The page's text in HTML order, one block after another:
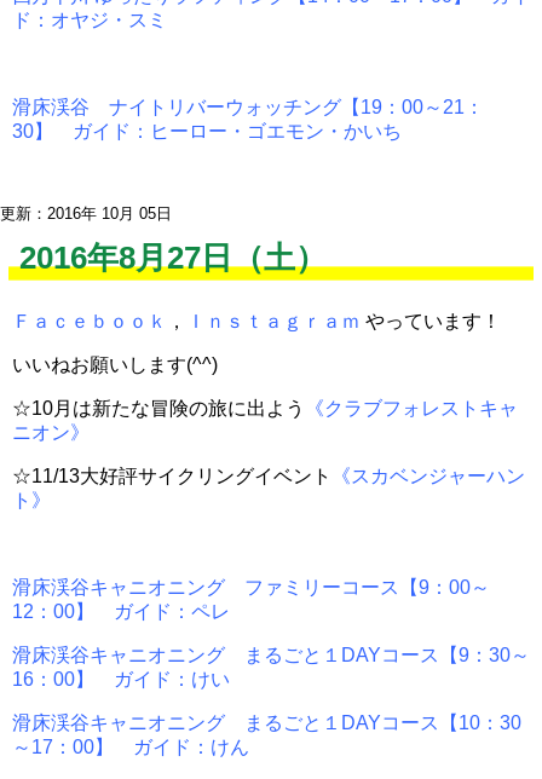
ド：オヤジ・スミ
滑床渓谷 ナイトリバーウォッチング【19：00～21：
30】 ガイド：ヒーロー・ゴエモン・かいち
更新：2016年 10月 05日
2016年8月27日（土）
Ｆａｃｅｂｏｏｋ ， Ｉｎｓｔａｇｒａｍ やっています！
いいねお願いします(^^)
☆10月は新たな冒険の旅に出よう
《クラブフォレストキャ
ニオン》
☆11/13大好評サイクリングイベント
《スカベンジャーハン
ト》
滑床渓谷キャニオニング ファミリーコース【9：00～
12：00】 ガイド：ペレ
滑床渓谷キャニオニング まるごと１DAYコース【9：30～
16：00】 ガイド：けい
滑床渓谷キャニオニング まるごと１DAYコース【10：30
～17：00】 ガイド：けん